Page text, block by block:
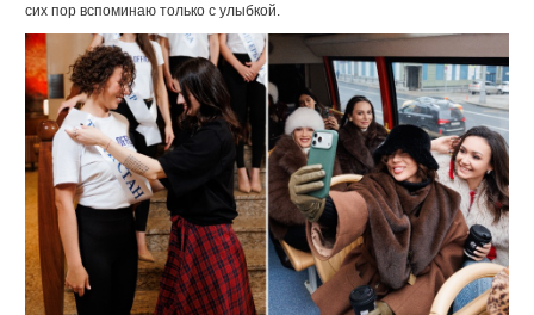
сих пор вспоминаю только с улыбкой.